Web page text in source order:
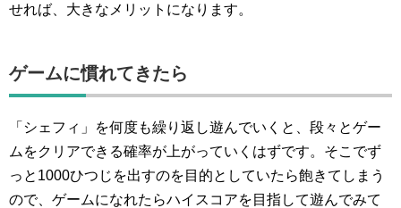
せれば、大きなメリットになります。
ゲームに慣れてきたら
「シェフィ」を何度も繰り返し遊んでいくと、段々とゲー
ムをクリアできる確率が上がっていくはずです。そこでず
っと1000ひつじを出すのを目的としていたら飽きてしまう
ので、ゲームになれたらハイスコアを目指して遊んでみて